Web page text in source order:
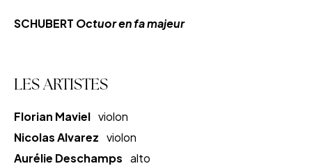
SCHUBERT Octuor en fa majeur
LES ARTISTES
Florian Maviel violon
Nicolas Alvarez violon
Aurélie Deschamps alto